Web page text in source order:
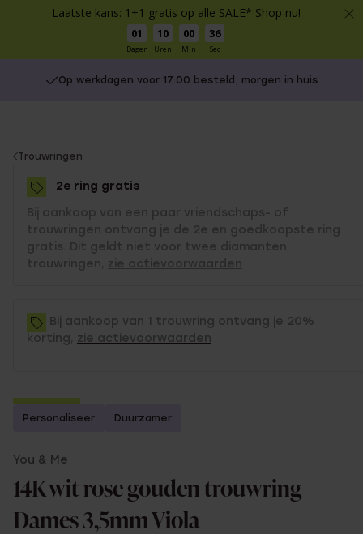
Laatste kans: 1+1 gratis op alle SALE* Shop nu!
01
Dagen
10
Uren
00
Min
35
Sec
Op werkdagen voor 17:00 besteld, morgen in huis
You
are
here:
Trouwringen
2e ring gratis
Bij aankoop van een paar vriendschaps- of
trouwringen ontvang je de 2e en goedkoopste ring
gratis. Dit geldt niet voor twee diamanten
trouwringen, zie actievoorwaarden
Bij aankoop van 1 trouwring ontvang je 20%
korting, zie actievoorwaarden
2e gratis
Personaliseer Duurzamer
You & Me
14K wit rose gouden trouwring
Dames 3,5mm Viola